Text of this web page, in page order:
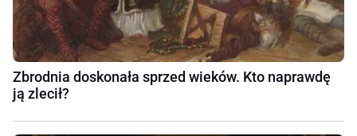
Zbrodnia doskonała sprzed wieków. Kto naprawdę
ją zlecił?